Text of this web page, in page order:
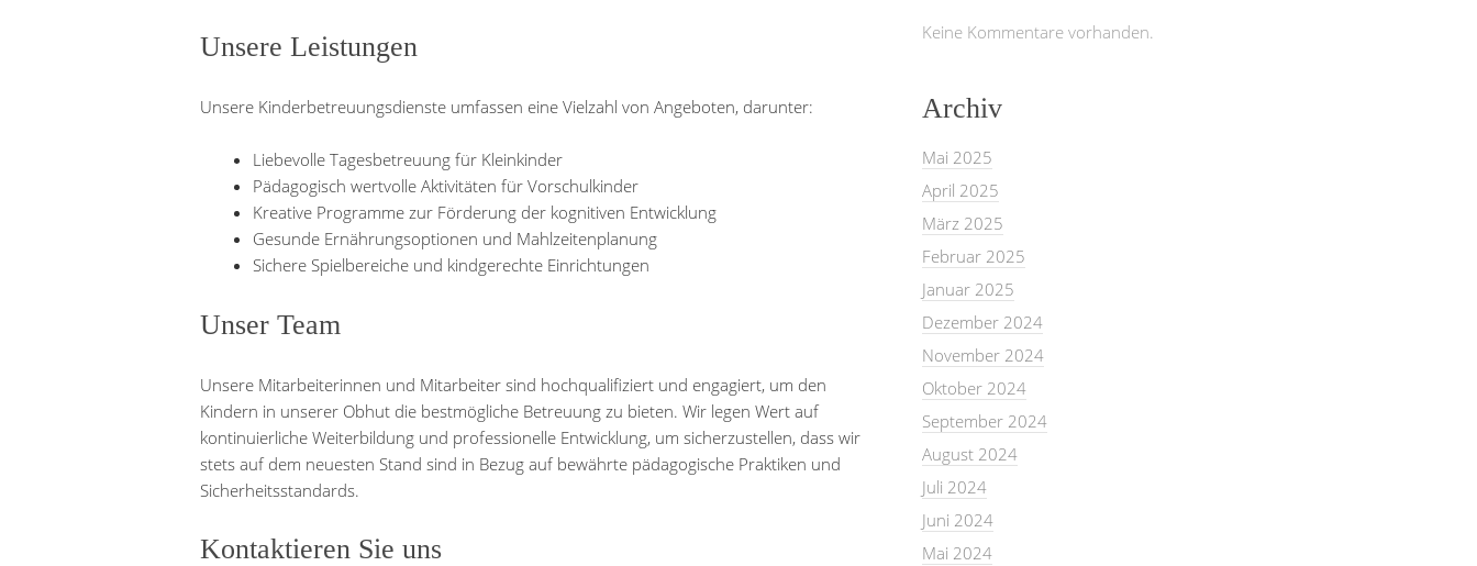
Unsere Leistungen
Unsere Kinderbetreuungsdienste umfassen eine Vielzahl von Angeboten, darunter:
Liebevolle Tagesbetreuung für Kleinkinder
Pädagogisch wertvolle Aktivitäten für Vorschulkinder
Kreative Programme zur Förderung der kognitiven Entwicklung
Gesunde Ernährungsoptionen und Mahlzeitenplanung
Sichere Spielbereiche und kindgerechte Einrichtungen
Unser Team
Unsere Mitarbeiterinnen und Mitarbeiter sind hochqualifiziert und engagiert, um den
Kindern in unserer Obhut die bestmögliche Betreuung zu bieten. Wir legen Wert auf
kontinuierliche Weiterbildung und professionelle Entwicklung, um sicherzustellen, dass wir
stets auf dem neuesten Stand sind in Bezug auf bewährte pädagogische Praktiken und
Sicherheitsstandards.
Kontaktieren Sie uns
Keine Kommentare vorhanden.
Archiv
Mai 2025
April 2025
März 2025
Februar 2025
Januar 2025
Dezember 2024
November 2024
Oktober 2024
September 2024
August 2024
Juli 2024
Juni 2024
Mai 2024